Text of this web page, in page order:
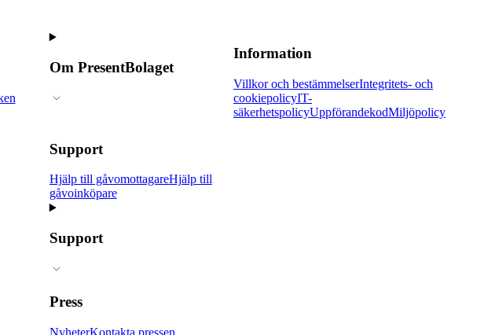
Om PresentBolaget
Information
Villkor och bestämmelserIntegritets- och
cookiepolicyIT-
säkerhetspolicyUppförandekodMiljöpolicy
Support
Hjälp till gåvomottagareHjälp till
gåvoinköpare
Support
Press